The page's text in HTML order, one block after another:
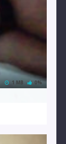
1 MB 0%